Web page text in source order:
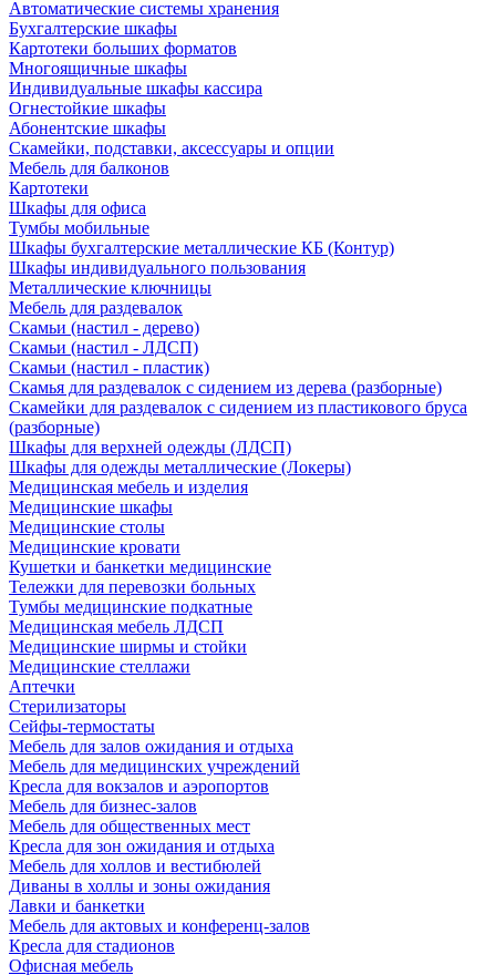
Автоматические системы хранения
Бухгалтерские шкафы
Картотеки больших форматов
Многоящичные шкафы
Индивидуальные шкафы кассира
Огнестойкие шкафы
Абонентские шкафы
Скамейки, подставки, аксессуары и опции
Мебель для балконов
Картотеки
Шкафы для офиса
Тумбы мобильные
Шкафы бухгалтерские металлические КБ (Контур)
Шкафы индивидуального пользования
Металлические ключницы
Мебель для раздевалок
Скамьи (настил - дерево)
Скамьи (настил - ЛДСП)
Скамьи (настил - пластик)
Скамья для раздевалок с сидением из дерева (разборные)
Скамейки для раздевалок с сидением из пластикового бруса
(разборные)
Шкафы для верхней одежды (ЛДСП)
Шкафы для одежды металлические (Локеры)
Медицинская мебель и изделия
Медицинские шкафы
Медицинские столы
Медицинские кровати
Кушетки и банкетки медицинские
Тележки для перевозки больных
Тумбы медицинские подкатные
Медицинская мебель ЛДСП
Медицинские ширмы и стойки
Медицинские стеллажи
Аптечки
Стерилизаторы
Сейфы-термостаты
Мебель для залов ожидания и отдыха
Мебель для медицинских учреждений
Кресла для вокзалов и аэропортов
Мебель для бизнес-залов
Мебель для общественных мест
Кресла для зон ожидания и отдыха
Мебель для холлов и вестибюлей
Диваны в холлы и зоны ожидания
Лавки и банкетки
Мебель для актовых и конференц-залов
Кресла для стадионов
Офисная мебель